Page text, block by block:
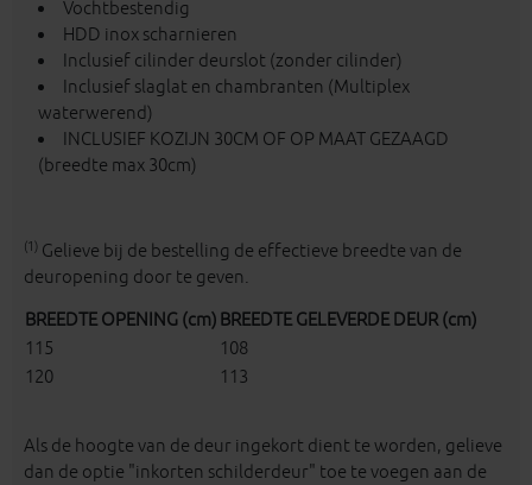
Vochtbestendig
HDD inox scharnieren
Inclusief cilinder deurslot (zonder cilinder)
Inclusief slaglat en chambranten (Multiplex
waterwerend)
INCLUSIEF KOZIJN 30CM OF OP MAAT GEZAAGD
(breedte max 30cm)
(1) Gelieve bij de bestelling de effectieve breedte van de
deuropening door te geven.
BREEDTE OPENING (cm) BREEDTE GELEVERDE DEUR (cm)
115
108
120
113
Als de hoogte van de deur ingekort dient te worden, gelieve
dan de optie "inkorten schilderdeur" toe te voegen aan de